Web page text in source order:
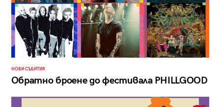
НОВИ СЪБИТИЯ
Обратно броене до фестивала PHILLGOOD